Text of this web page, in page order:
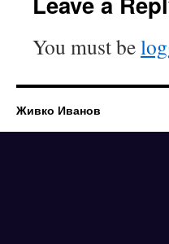
You must be
Живко Иванов